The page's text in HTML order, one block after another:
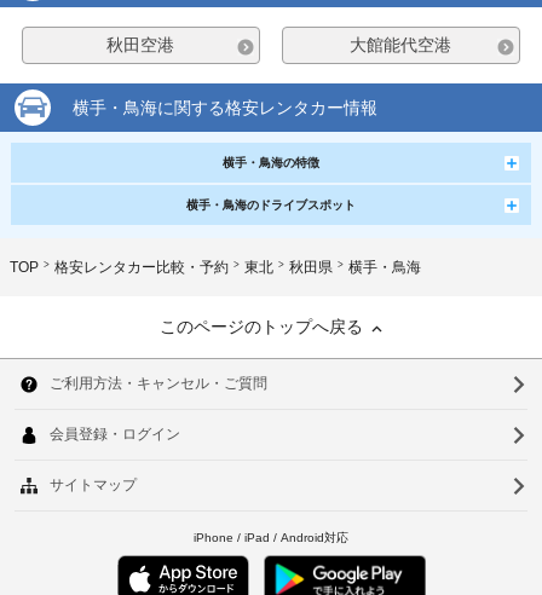
秋田空港 大館能代空港
横手・鳥海に関する格安レンタカー情報
横手・鳥海の特徴
横手・鳥海のドライブスポット
TOP 格安レンタカー比較・予約 東北 秋田県 横手・鳥海
このページのトップへ戻る